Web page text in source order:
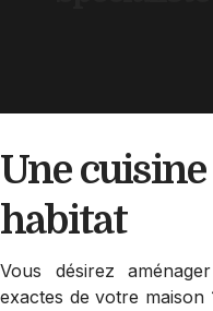
Une
habitat
Vous désirez
exactes de votre